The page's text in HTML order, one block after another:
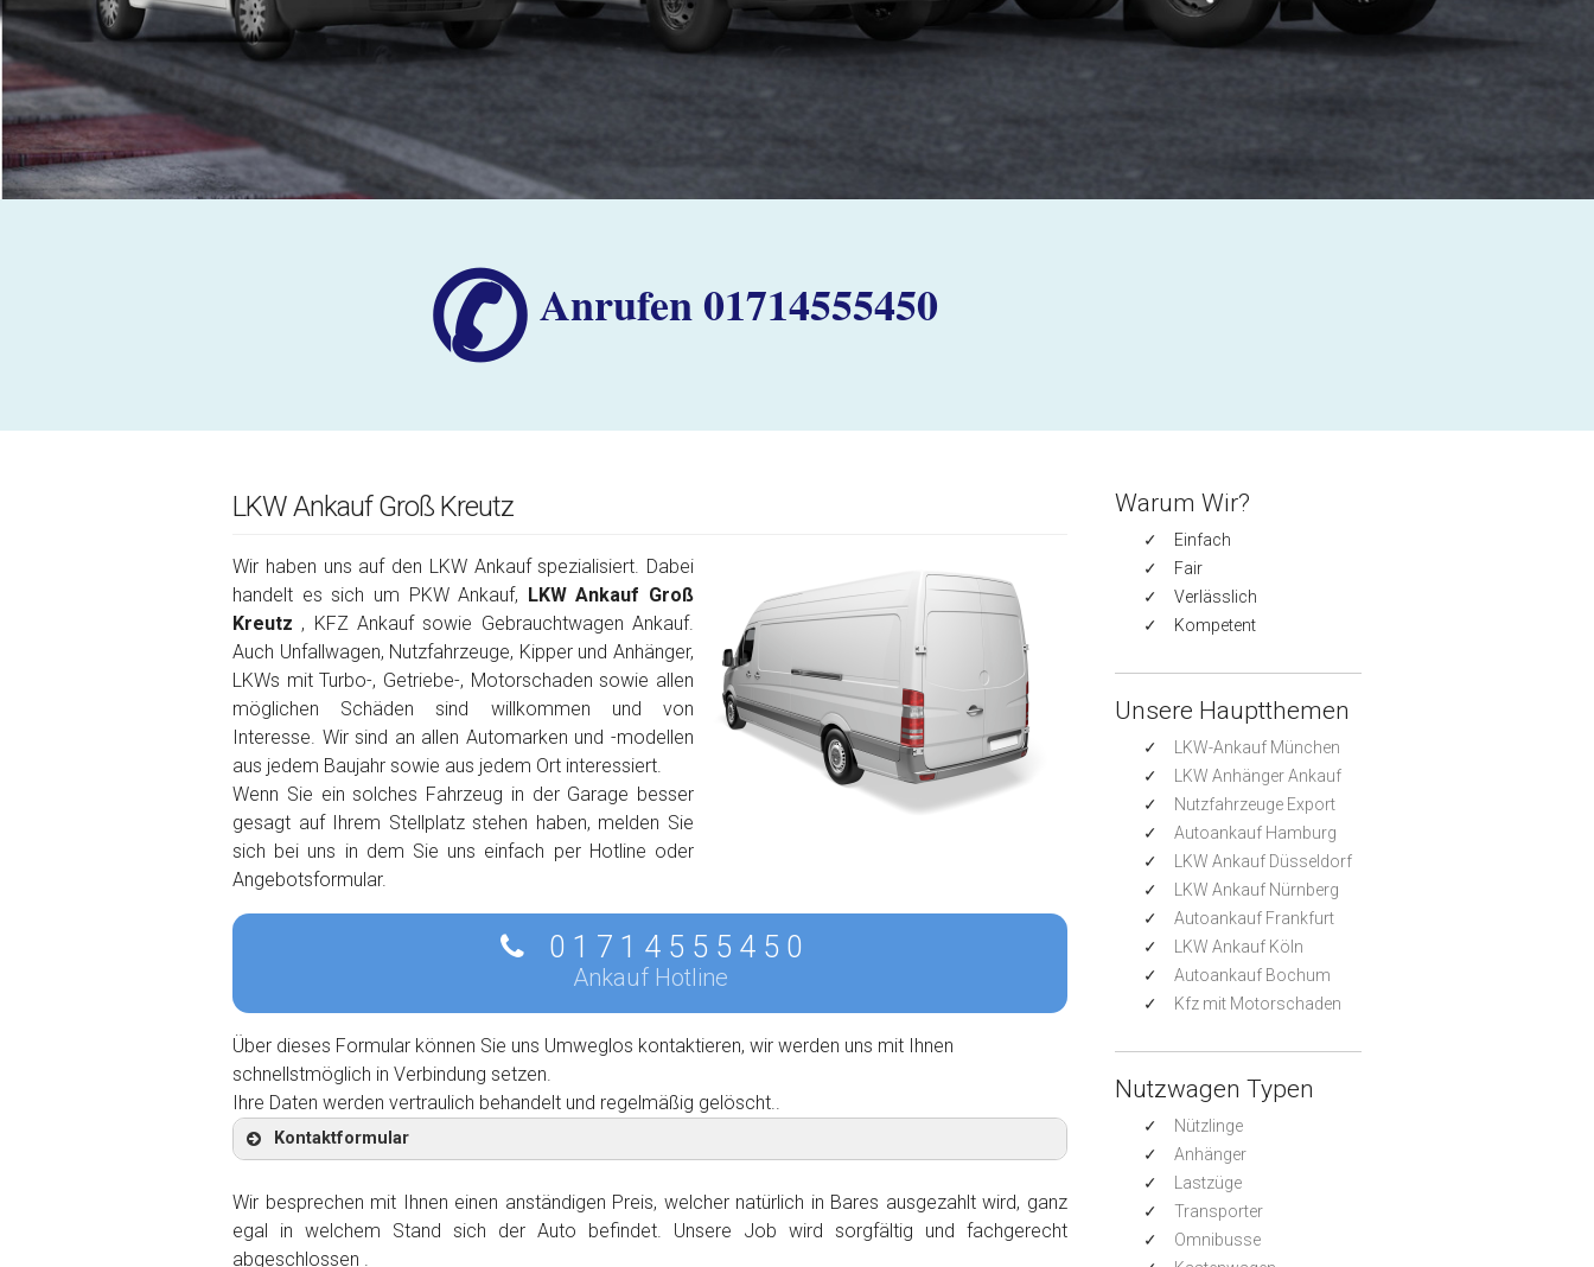
✆Anrufen 01714555450
LKW Ankauf Groß Kreutz
Wir haben uns auf den LKW Ankauf spezialisiert. Dabei
handelt es sich um PKW Ankauf,
LKW Ankauf Groß
Kreutz , KFZ Ankauf sowie Gebrauchtwagen Ankauf.
Auch Unfallwagen, Nutzfahrzeuge, Kipper und Anhänger,
LKWs mit Turbo-, Getriebe-, Motorschaden sowie allen
möglichen Schäden sind willkommen und von
Interesse. Wir sind an allen Automarken und -modellen
aus jedem Baujahr sowie aus jedem Ort interessiert.
Wenn Sie ein solches Fahrzeug in der Garage besser
gesagt auf Ihrem Stellplatz stehen haben, melden Sie
sich bei uns in dem Sie uns einfach per Hotline oder
Angebotsformular.
0 1 7 1 4 5 5 5 4 5 0
Ankauf Hotline
Über dieses Formular können Sie uns Umweglos kontaktieren, wir werden uns mit Ihnen
schnellstmöglich in Verbindung setzen.
Ihre Daten werden vertraulich behandelt und regelmäßig gelöscht..
Kontaktformular
Wir besprechen mit Ihnen einen anständigen Preis, welcher natürlich in Bares ausgezahlt wird, ganz
egal in welchem Stand sich der Auto befindet. Unsere Job wird sorgfältig und fachgerecht
abgeschlossen .
Warum Wir?
Einfach
Fair
Verlässlich
Kompetent
Unsere Hauptthemen
LKW-Ankauf München
LKW Anhänger Ankauf
Nutzfahrzeuge Export
Autoankauf Hamburg
LKW Ankauf Düsseldorf
LKW Ankauf Nürnberg
Autoankauf Frankfurt
LKW Ankauf Köln
Autoankauf Bochum
Kfz mit Motorschaden
Nutzwagen Typen
Nützlinge
Anhänger
Lastzüge
Transporter
Omnibusse